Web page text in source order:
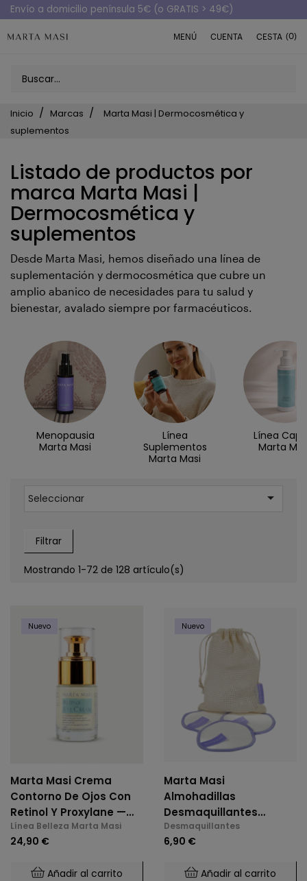
Envío a domicilio península 5€ (o GRATIS > 49€)
MENÚ CUENTA CESTA (0)
Inicio Marcas
Marta Masi | Dermocosmética y
suplementos
Listado de productos por
marca Marta Masi |
Dermocosmética y
suplementos
Desde Marta Masi, hemos diseñado una línea de
suplementación y dermocosmética que cubre un
amplio abanico de necesidades para tu salud y
bienestar, avalado siempre por farmacéuticos.
Menopausia
Marta Masi
Línea
Suplementos
Marta Masi
Línea
Marta
Seleccionar 
Filtrar
Mostrando 1-72 de 128 artículo(s)
Nuevo
Marta Masi Crema
Contorno De Ojos Con
Retinol Y Proxylane —
Efecto Reafirmante Y
Anti-Arrugas
Línea Belleza Marta Masi
24,90 €
Añadir al carrito
Nuevo
Marta Masi
Almohadillas
Desmaquillantes
Reutilizables De Bambú
Desmaquillantes
6,90 €
Añadir al carrito